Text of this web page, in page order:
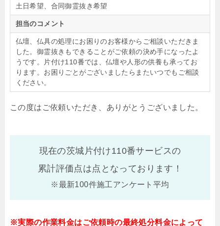
土日希望、合同御霊抜き希望
担当のコメント
仏壇、仏具の処理にお困りのお客様からご相談いただきま
した。御霊抜きもできることがご依頼の決め手になったよ
うです。片付け110番では、仏壇や人形の供養も承ってお
ります。お困りごとがございましたらまたいつでもご相談
ください。
この度はご依頼いただき、ありがとうございました。
現在の茨城片付け110番サービスの
累計評価点は点となっております！
※最新100件施工アンケート平均
※実際の作業料金はご依頼時の最終処分料金によって